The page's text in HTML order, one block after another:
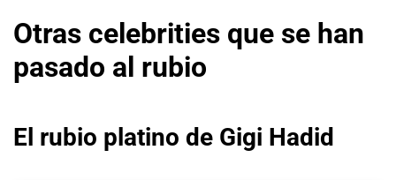
Otras celebrities que se han
pasado al rubio
El rubio platino de Gigi Hadid